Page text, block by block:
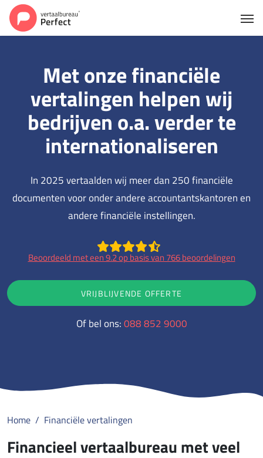
Met onze financiële
vertalingen helpen wij
bedrijven o.a. verder te
internationaliseren
In 2025 vertaalden wij meer dan 250 financiële
documenten voor onder andere accountantskantoren en
andere financiële instellingen.
Beoordeeld met een 9.2 op basis van 766 beoordelingen
VRIJBLIJVENDE OFFERTE
Of bel ons:088 852 9000
Home Financiële vertalingen
Financieel vertaalbureau met veel